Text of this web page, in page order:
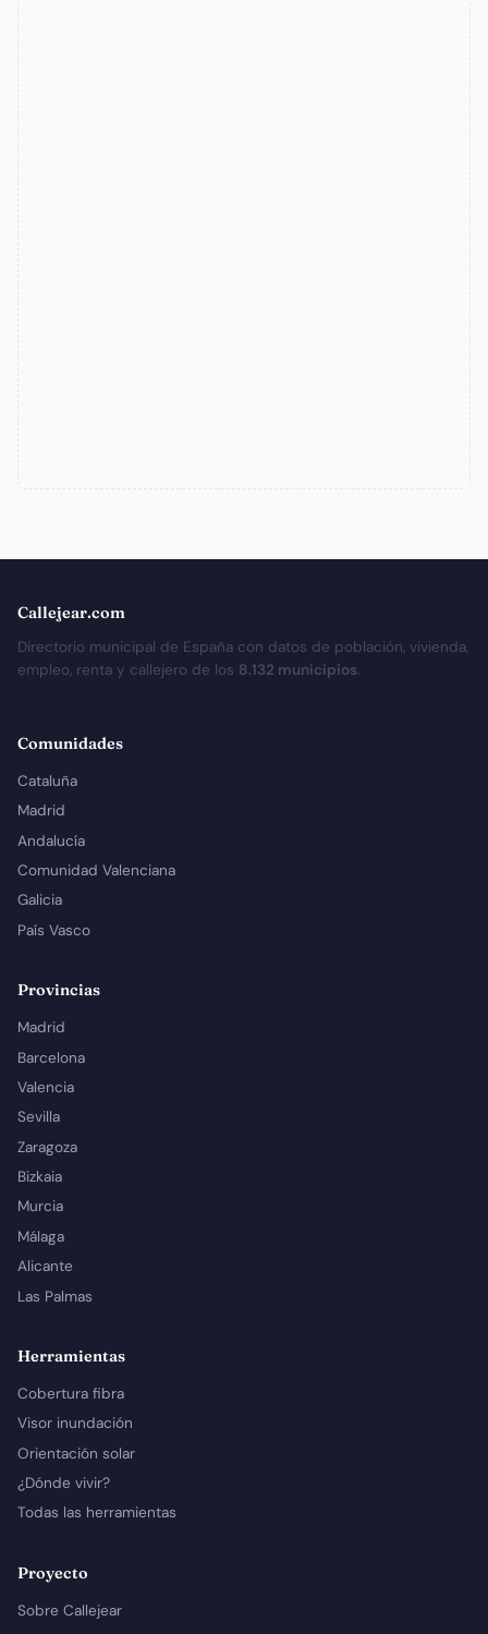
Callejear.com
Directorio municipal de España con datos de población, vivienda,
empleo, renta y callejero de los 8.132 municipios.
Comunidades
Cataluña
Madrid
Andalucía
Comunidad Valenciana
Galicia
País Vasco
Provincias
Madrid
Barcelona
Valencia
Sevilla
Zaragoza
Bizkaia
Murcia
Málaga
Alicante
Las Palmas
Herramientas
Cobertura fibra
Visor inundación
Orientación solar
¿Dónde vivir?
Todas las herramientas
Proyecto
Sobre Callejear